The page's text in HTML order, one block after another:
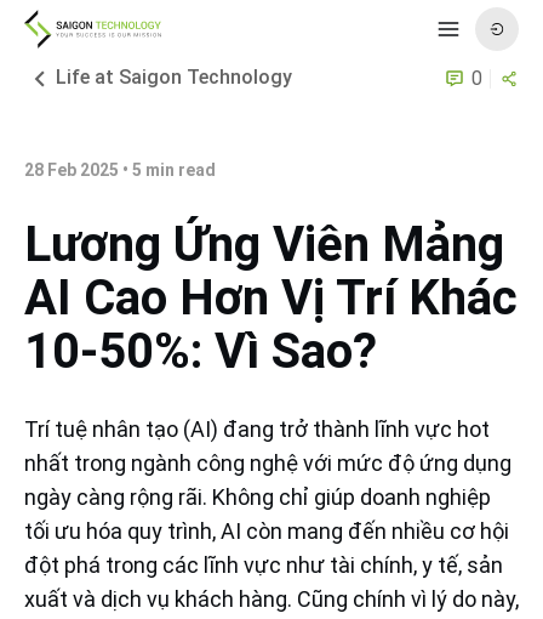
Life at Saigon Technology 0
28 Feb 2025 • 5 min read
Lương Ứng Viên Mảng
AI Cao Hơn Vị Trí Khác
10-50%: Vì Sao?
Trí tuệ nhân tạo (AI) đang trở thành lĩnh vực hot
nhất trong ngành công nghệ với mức độ ứng dụng
ngày càng rộng rãi. Không chỉ giúp doanh nghiệp
tối ưu hóa quy trình, AI còn mang đến nhiều cơ hội
đột phá trong các lĩnh vực như tài chính, y tế, sản
xuất và dịch vụ khách hàng. Cũng chính vì lý do này,